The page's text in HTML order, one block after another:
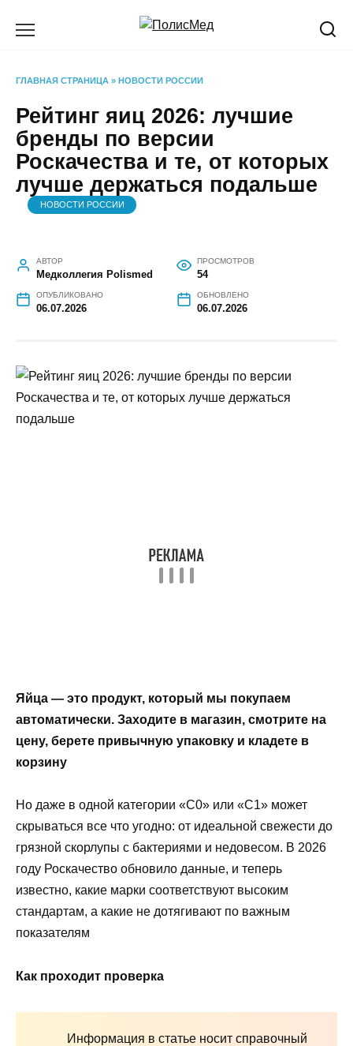
ГЛАВНАЯ СТРАНИЦА » НОВОСТИ РОССИИ
Рейтинг яиц 2026: лучшие
бренды по версии
Роскачества и те, от которых
лучше держаться подальше
НОВОСТИ РОССИИ
АВТОР
Медколлегия Polismed
ПРОСМОТРОВ
54
ОПУБЛИКОВАНО
06.07.2026
ОБНОВЛЕНО
06.07.2026
Яйца — это продукт, который мы покупаем
автоматически. Заходите в магазин, смотрите на
цену, берете привычную упаковку и кладете в
корзину
Но даже в одной категории «С0» или «С1» может
скрываться все что угодно: от идеальной свежести до
грязной скорлупы с бактериями и недовесом. В 2026
году Роскачество обновило данные, и теперь
известно, какие марки соответствуют высоким
стандартам, а какие не дотягивают по важным
показателям
Как проходит проверка
Информация в статье носит справочный